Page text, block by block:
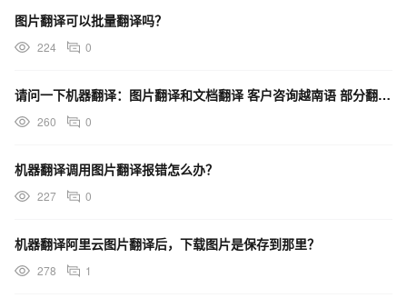
图片翻译可以批量翻译吗？
224 0
请问一下机器翻译：图片翻译和文档翻译 客户咨询越南语 部分翻译不出来和识别不清楚有好的办法么？
260 0
机器翻译调用图片翻译报错怎么办？
227 0
机器翻译阿里云图片翻译后，下载图片是保存到那里？
278 1